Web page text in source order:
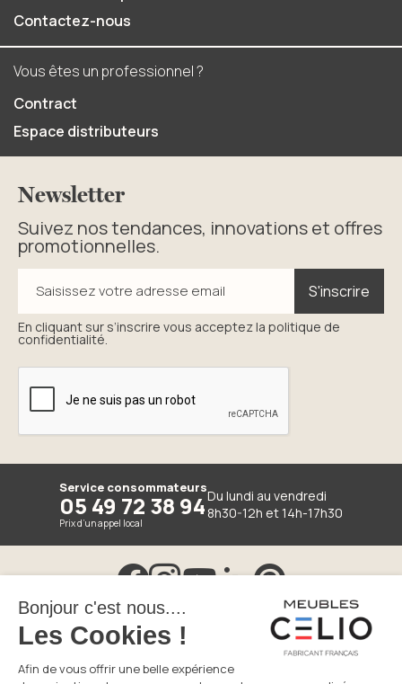
Contactez-nous
Vous êtes un professionnel ?
Contract
Espace distributeurs
Service consommateurs
05 49 72 38 94
Prix d’un appel local
Du lundi au vendredi
8h30-12h et 14h-17h30
Newsletter
Suivez nos tendances, innovations et offres
promotionnelles.
Saisissez votre adresse email S'inscrire
S'inscrire
En cliquant sur s’inscrire vous acceptez la politique de
confidentialité.
Pied de page (sous le footer principal)
Clauses de garantie Mentions légales
Politique de données personnelles
Réseaux sociaux
Visitez notre page Facebook
Visitez notre page Instagram
Découvrez notre chaine Youtube
Visitez notre page LinkedIn
Visitez notre page